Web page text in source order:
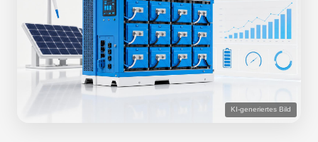
KI-generiertes Bild